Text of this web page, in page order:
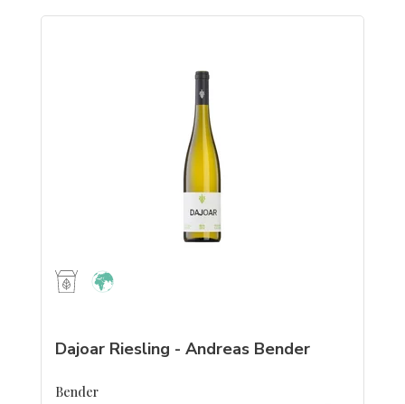
Dajoar Riesling - Andreas Bender
Bender